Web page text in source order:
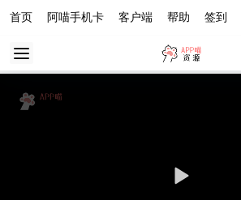
首页 阿喵手机卡 客户端 帮助 签到